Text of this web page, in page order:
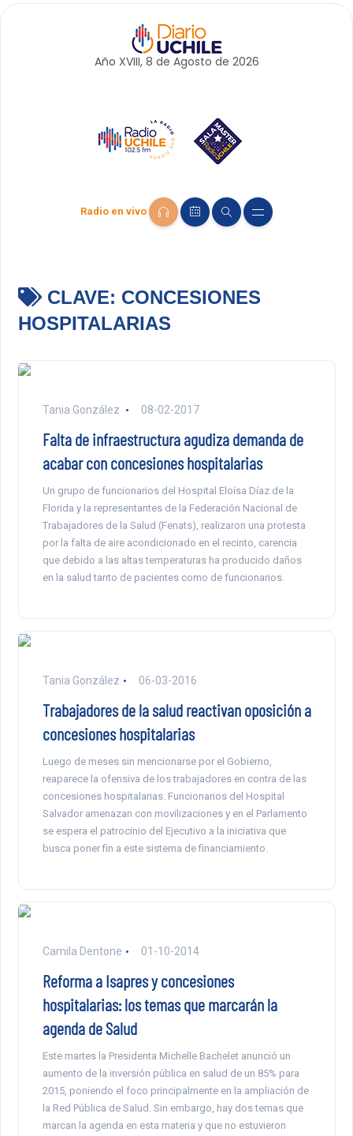
Año XVIII, 8 de Agosto de 2026
Radio en vivo
CLAVE: CONCESIONES
HOSPITALARIAS
Tania González 08-02-2017
Falta de infraestructura agudiza demanda de
acabar con concesiones hospitalarias
Un grupo de funcionarios del Hospital Eloísa Díaz de la
Florida y la representantes de la Federación Nacional de
Trabajadores de la Salud (Fenats), realizaron una protesta
por la falta de aire acondicionado en el recinto, carencia
que debido a las altas temperaturas ha producido daños
en la salud tanto de pacientes como de funcionarios.
Tania González 06-03-2016
Trabajadores de la salud reactivan oposición a
concesiones hospitalarias
Luego de meses sin mencionarse por el Gobierno,
reaparece la ofensiva de los trabajadores en contra de las
concesiones hospitalarias. Funcionarios del Hospital
Salvador amenazan con movilizaciones y en el Parlamento
se espera el patrocinio del Ejecutivo a la iniciativa que
busca poner fin a este sistema de financiamiento.
Camila Dentone 01-10-2014
Reforma a Isapres y concesiones
hospitalarias: los temas que marcarán la
agenda de Salud
Este martes la Presidenta Michelle Bachelet anunció un
aumento de la inversión pública en salud de un 85% para
2015, poniendo el foco principalmente en la ampliación de
la Red Pública de Salud. Sin embargo, hay dos temas que
marcan la agenda en esta materia y que no estuvieron